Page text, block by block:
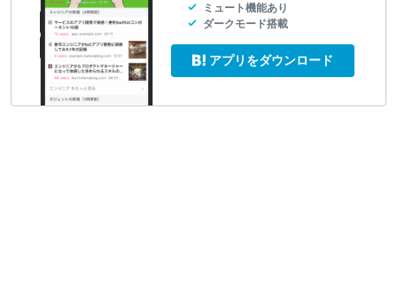
ミュート機能あり
ダークモード搭載
アプリをダウンロード